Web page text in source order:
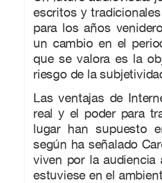
escritos y
para los años
un cambio en el
que se valora es la
riesgo de la
Las ventajas de
real y el poder para
lugar han supuesto
según ha señalado
viven por la
estuviese en el